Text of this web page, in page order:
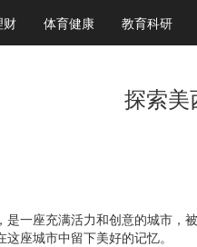
财 体育健康 教育科研
探索
一座充满活力和创意的城市
座城市中留下美好的记忆。